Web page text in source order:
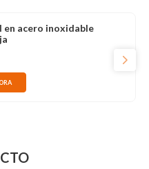
en acero inoxidable